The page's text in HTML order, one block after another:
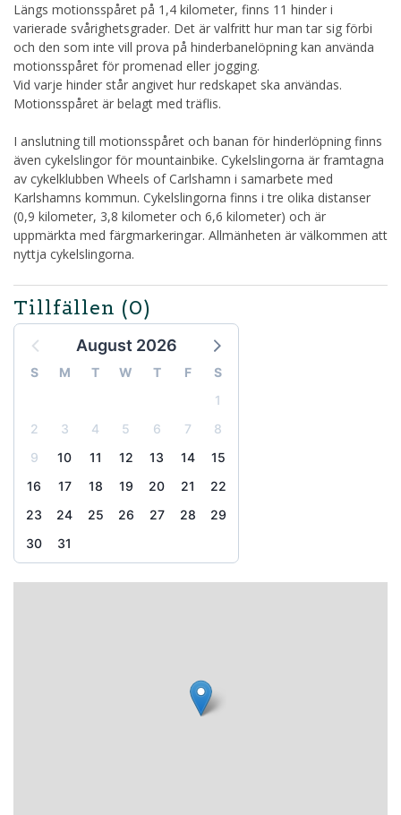
Längs motionsspåret på 1,4 kilometer, finns 11 hinder i
varierade svårighetsgrader. Det är valfritt hur man tar sig förbi
och den som inte vill prova på hinderbanelöpning kan använda
motionsspåret för promenad eller jogging.
Vid varje hinder står angivet hur redskapet ska användas.
Motionsspåret är belagt med träflis.
I anslutning till motionsspåret och banan för hinderlöpning finns
även cykelslingor för mountainbike. Cykelslingorna är framtagna
av cykelklubben Wheels of Carlshamn i samarbete med
Karlshamns kommun. Cykelslingorna finns i tre olika distanser
(0,9 kilometer, 3,8 kilometer och 6,6 kilometer) och är
uppmärkta med färgmarkeringar. Allmänheten är välkommen att
nyttja cykelslingorna.
Tillfällen (0)
August 2026
S M T W T F
S
1
2
3 4 5 6 7
8
9
10 11 12 13 14
15
16
17 18 19 20 21
22
23
24 25 26 27 28
29
30
31